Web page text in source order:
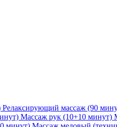
Релаксирующий массаж (90
Массаж рук (10+10 минут)